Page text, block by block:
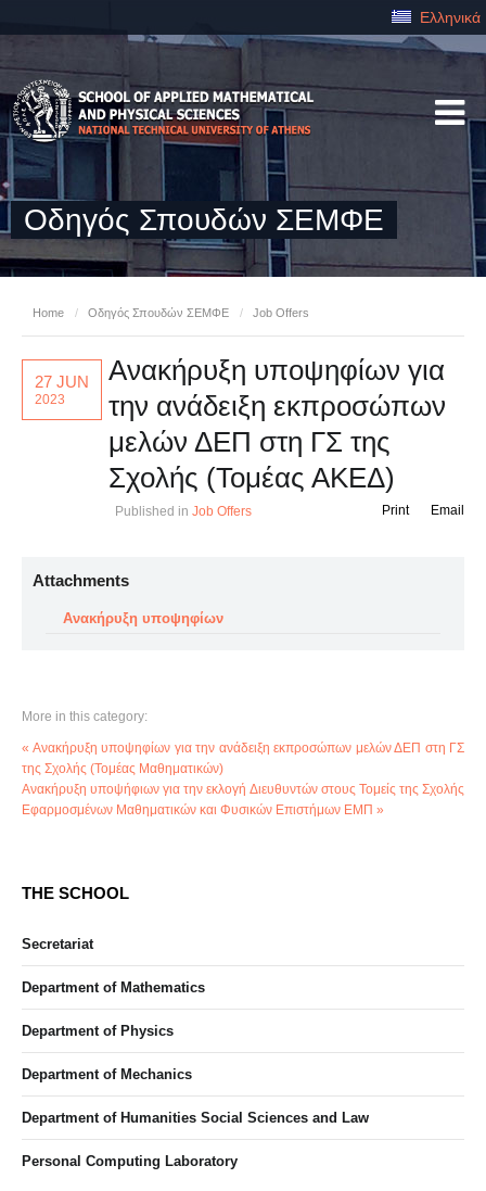
Ελληνικά
Οδηγός Σπουδών ΣΕΜΦΕ
Home / Οδηγός Σπουδών ΣΕΜΦΕ / Job Offers
27 JUN
2023
Ανακήρυξη υποψηφίων για
την ανάδειξη εκπροσώπων
μελών ΔΕΠ στη ΓΣ της
Σχολής (Τομέας ΑΚΕΔ)
Published in Job Offers Email
Print
Attachments
Ανακήρυξη υποψηφίων
More in this category:
« Ανακήρυξη υποψηφίων για την ανάδειξη εκπροσώπων μελών ΔΕΠ στη ΓΣ
της Σχολής (Τομέας Μαθηματικών)
Ανακήρυξη υποψήφιων για την εκλογή Διευθυντών στους Τομείς της Σχολής
Εφαρμοσμένων Μαθηματικών και Φυσικών Επιστήμων ΕΜΠ »
THE SCHOOL
Secretariat
Department of Mathematics
Department of Physics
Department of Mechanics
Department of Humanities Social Sciences and Law
Personal Computing Laboratory